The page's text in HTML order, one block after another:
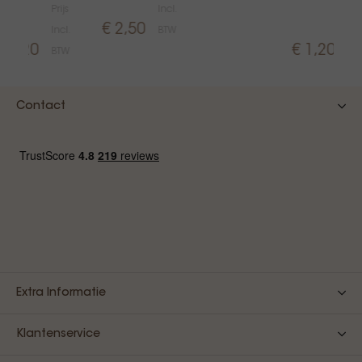
1,20
€ 2,50
€ 1,20
Contact
Extra Informatie
Klantenservice